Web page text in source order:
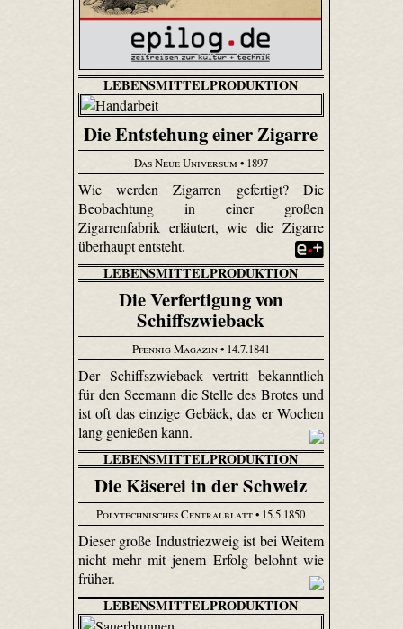
LEBENSMITTELPRODUKTION
Die Entstehung einer Zigarre
Das Neue Universum • 1897
Wie werden Zigarren gefertigt? Die
Beobachtung in einer großen
Zigarrenfabrik erläutert, wie die Zigarre
überhaupt entsteht.
LEBENSMITTELPRODUKTION
Die Verfertigung von
Schiffszwieback
Pfennig Magazin• 14.7.1841
Der Schiffszwieback vertritt bekanntlich
für den Seemann die Stelle des Brotes und
ist oft das einzige Gebäck, das er Wochen
lang genießen kann.
LEBENSMITTELPRODUKTION
Die Käserei in der Schweiz
Polytechnisches Centralblatt• 15.5.1850
Dieser große Industriezweig ist bei Weitem
nicht mehr mit jenem Erfolg belohnt wie
früher.
LEBENSMITTELPRODUKTION